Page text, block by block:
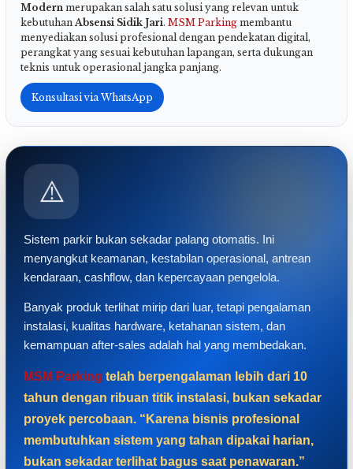
Modern merupakan salah satu solusi yang relevan untuk
kebutuhan Absensi Sidik Jari. MSM Parking membantu
menyediakan solusi profesional dengan pendekatan digital,
perangkat yang sesuai kebutuhan lapangan, serta dukungan
teknis untuk operasional jangka panjang.
Konsultasi via WhatsApp
⚠️
Sistem parkir bukan sekadar palang otomatis. Ini
menyangkut keamanan, kestabilan operasional, antrean
kendaraan, cashflow, dan kepercayaan pengelola.
Banyak produk terlihat mirip dari luar, tetapi pengalaman
instalasi, kualitas hardware, ketahanan sistem, dan
kemampuan after-sales adalah hal yang membedakan.
MSM Parking telah berpengalaman lebih dari 10
tahun dengan ribuan titik instalasi, bukan sekadar
proyek percobaan. “Karena bisnis profesional
membutuhkan sistem yang tahan dipakai harian,
bukan sekadar terlihat bagus saat penawaran.”